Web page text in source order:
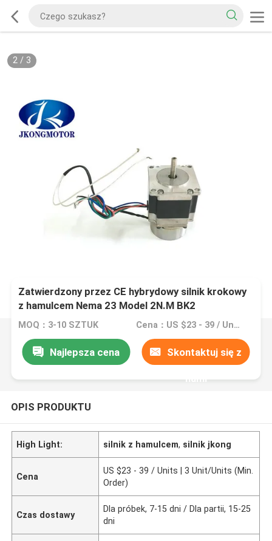
2/ 3
Zatwierdzony przez CE hybrydowy silnik krokowy
z hamulcem Nema 23 Model 2N.M BK2
MOQ：3-10 SZTUK Cena：US $23 - 39 / Units | 3 Unit/Units (Min. Order)
Najlepsza cena Skontaktuj się z
nami
OPIS PRODUKTU
High Light: silnik z hamulcem, silnik jkong
Cena
US $23 - 39 / Units | 3 Unit/Units (Min.
Order)
Czas dostawy
Dla próbek, 7-15 dni / Dla partii, 15-25
dni